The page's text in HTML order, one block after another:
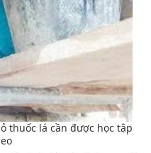
thuốc lá cần được học tập